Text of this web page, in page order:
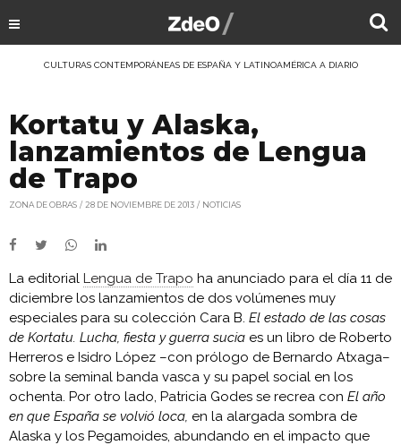
CULTURAS CONTEMPORÁNEAS DE ESPAÑA Y LATINOAMÉRICA A DIARIO
Kortatu y Alaska,
lanzamientos de Lengua
de Trapo
ZONA DE OBRAS 28 DE NOVIEMBRE DE 2013 NOTICIAS
La editorial Lengua de Trapo ha anunciado para el día 11 de
diciembre los lanzamientos de dos volúmenes muy
especiales para su colección Cara B. El estado de las cosas
de Kortatu. Lucha, fiesta y guerra sucia es un libro de Roberto
Herreros e Isidro López –con prólogo de Bernardo Atxaga–
sobre la seminal banda vasca y su papel social en los
ochenta. Por otro lado, Patricia Godes se recrea con El año
en que España se volvió loca, en la alargada sombra de
Alaska y los Pegamoides, abundando en el impacto que